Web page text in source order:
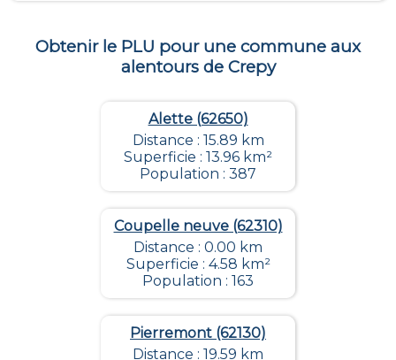
Obtenir le PLU pour une commune aux
alentours de Crepy
Alette (62650)
Distance : 15.89 km
Superficie : 13.96 km²
Population : 387
Coupelle neuve (62310)
Distance : 0.00 km
Superficie : 4.58 km²
Population : 163
Pierremont (62130)
Distance : 19.59 km